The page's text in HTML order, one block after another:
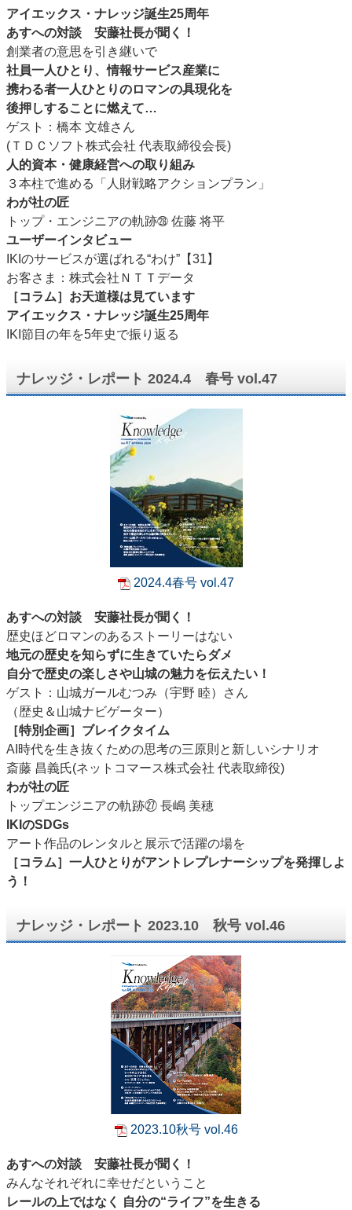
アイエックス・ナレッジ誕生25周年
あすへの対談 安藤社長が聞く！
創業者の意思を引き継いで
社員一人ひとり、情報サービス産業に
携わる者一人ひとりのロマンの具現化を
後押しすることに燃えて…
ゲスト：橋本 文雄さん
(ＴＤＣソフト株式会社 代表取締役会長)
人的資本・健康経営への取り組み
３本柱で進める「人財戦略アクションプラン」
わが社の匠
トップ・エンジニアの軌跡㉘ 佐藤 将平
ユーザーインタビュー
IKIのサービスが選ばれる“わけ”【31】
お客さま：株式会社ＮＴＴデータ
［コラム］お天道様は見ています
アイエックス・ナレッジ誕生25周年
IKI節目の年を5年史で振り返る
ナレッジ・レポート 2024.4 春号 vol.47
2024.4春号 vol.47
あすへの対談 安藤社長が聞く！
歴史ほどロマンのあるストーリーはない
地元の歴史を知らずに生きていたらダメ
自分で歴史の楽しさや山城の魅力を伝えたい！
ゲスト：山城ガールむつみ（宇野 睦）さん
（歴史＆山城ナビゲーター）
［特別企画］ブレイクタイム
AI時代を生き抜くための思考の三原則と新しいシナリオ
斎藤 昌義氏(ネットコマース株式会社 代表取締役)
わが社の匠
トップエンジニアの軌跡㉗ 長嶋 美穂
IKIのSDGs
アート作品のレンタルと展示で活躍の場を
［コラム］一人ひとりがアントレプレナーシップを発揮しよ
う！
ナレッジ・レポート 2023.10 秋号 vol.46
2023.10秋号 vol.46
あすへの対談 安藤社長が聞く！
みんなそれぞれに幸せだということ
レールの上ではなく 自分の“ライフ”を生きる